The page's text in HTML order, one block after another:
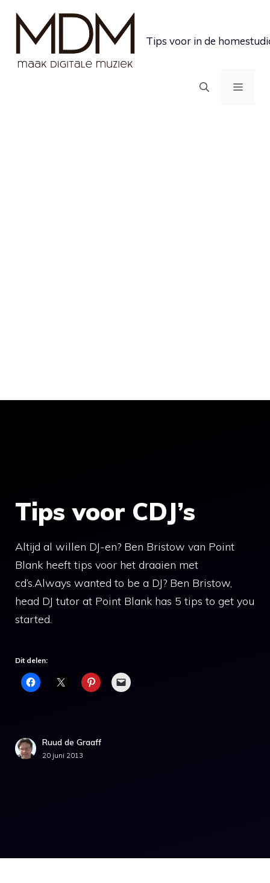
inhoud
Tips voor in de
MENU
Tips voor CDJ’s
Altijd al willen DJ-en? Ben Bristow van Point
Blank heeft tips voor het draaien met
cd’s.Always wanted to be a DJ? Ben Bristow,
head DJ tutor at Point Blank has 5 tips to get you
started.
Dit delen:
Ruud de Graaff
20 juni 2013